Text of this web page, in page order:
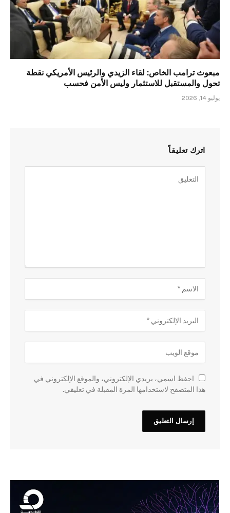
مبعوث ترامب الخاص: لقاء الزيدي والرئيس الأمريكي نقطة
تحول والمستقبل للاستثمار وليس الأمن فحسب
يوليو 14, 2026
اترك تعليقاً
احفظ اسمي، بريدي الإلكتروني، والموقع الإلكتروني في
هذا المتصفح لاستخدامها المرة المقبلة في تعليقي.